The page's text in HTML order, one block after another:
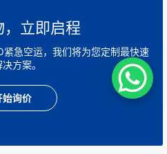
，立即启程
急空运，我们将为您定制最快速
方案。
始询价